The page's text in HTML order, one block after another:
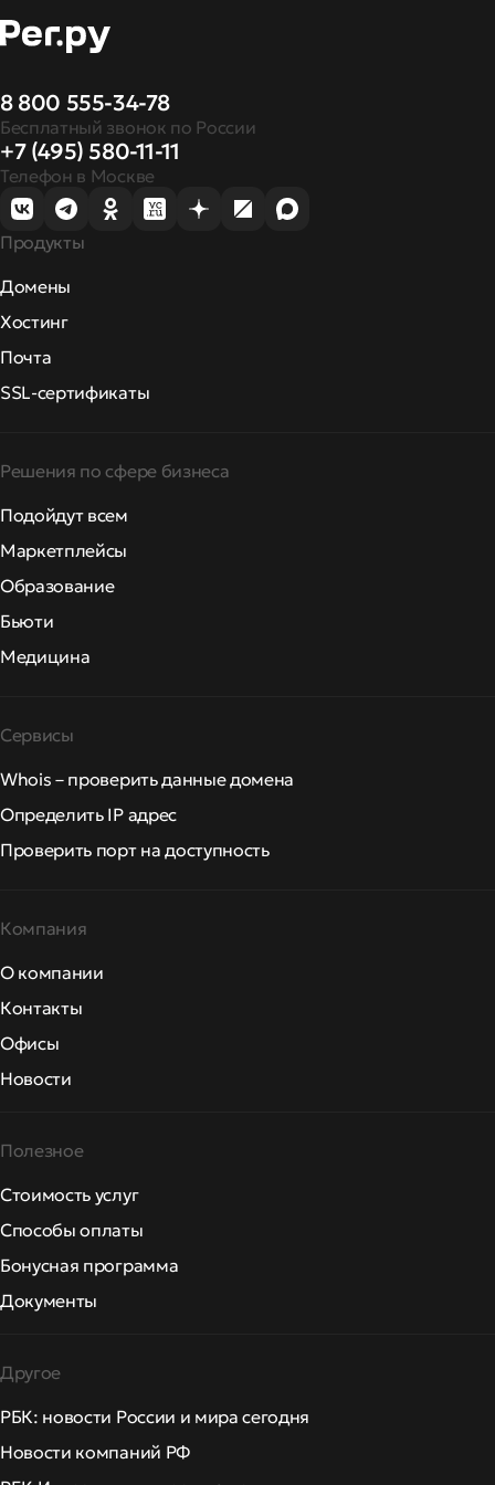
8 800 555-34-78
Бесплатный звонок по России
+7 (495) 580-11-11
Телефон в Москве
Продукты
Домены
Хостинг
Почта
SSL-сертификаты
Решения по сфере бизнеса
Подойдут всем
Маркетплейсы
Образование
Бьюти
Медицина
Сервисы
Whois – проверить данные домена
Определить IP адрес
Проверить порт на доступность
Компания
О компании
Контакты
Офисы
Новости
Полезное
Стоимость услуг
Способы оплаты
Бонусная программа
Документы
Другое
РБК: новости России и мира сегодня
Новости компаний РФ